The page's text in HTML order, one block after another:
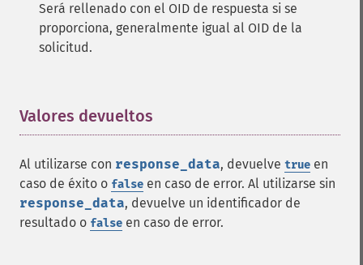
Será rellenado con el OID de respuesta si se
proporciona, generalmente igual al OID de la
solicitud.
Valores devueltos
Al utilizarse con response_data, devuelve true en
caso de éxito o false en caso de error. Al utilizarse sin
response_data, devuelve un identificador de
resultado o false en caso de error.